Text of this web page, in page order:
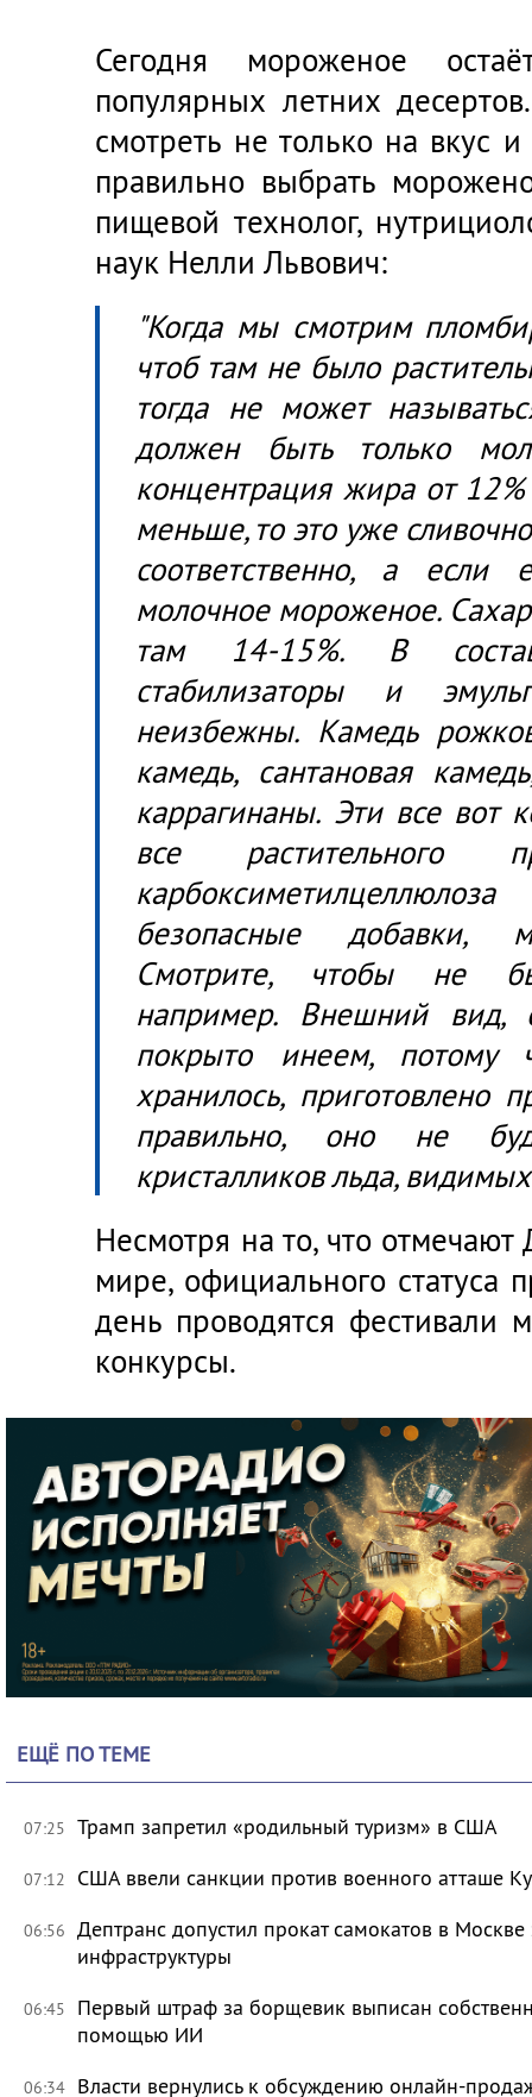
Сегодня мороженое
популярных летних
смотреть не только на вкус
правильно выбрать
пищевой технолог,
наук Нелли Львович:
"Когда мы смотрим
чтоб там не было
тогда не может
должен быть только
концентрация жира от
меньше, то это уже
соответственно, а
молочное мороженое.
там 14-15%. В
стабилизаторы и
неизбежны. Камедь
камедь, сантановая
каррагинаны. Эти все вот
все растительного
безопасные добавки,
Смотрите, чтобы не
например. Внешний
покрыто инеем, потому
хранилось, приготовлено
правильно, оно не
кристалликов льда, видимых
Несмотря на то, что
мире, официального статуса
день проводятся фестивали
конкурсы.
ЕЩЁ ПО ТЕМЕ
07:25 Трамп запретил «родильный туризм» в США
07:12 США ввели санкции против военного атташе
06:56 Дептранс допустил прокат самокатов в
инфраструктуры
06:45
Первый штраф за борщевик выписан
помощью ИИ
06:34 Власти вернулись к обсуждению онлайн-